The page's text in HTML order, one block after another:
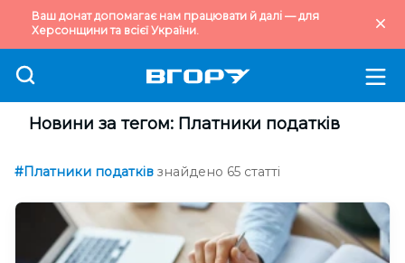
Ваш донат допомагає нам працювати й далі — для
Херсонщини та всієї України.
Новини за тегом: Платники податків
#Платники податків знайдено 65 статті